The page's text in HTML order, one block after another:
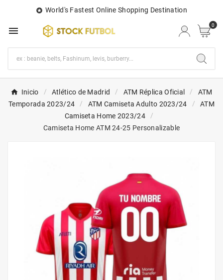
 World's Fastest Online Shopping Destination
 0
Inicio Atlético de Madrid ATM Réplica Oficial
ATM
Temporada 2023/24
ATM Camiseta Adulto 2023/24
ATM
Camiseta Home 2023/24
Camiseta Home ATM 24-25 Personalizable